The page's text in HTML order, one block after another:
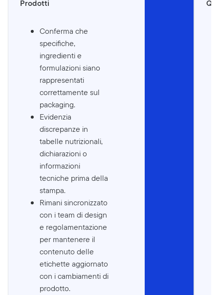
Prodotti
Conferma che
specifiche,
ingredienti e
formulazioni siano
rappresentati
correttamente sul
packaging.
Evidenzia
discrepanze in
tabelle nutrizionali,
dichiarazioni o
informazioni
tecniche prima della
stampa.
Rimani sincronizzato
con i team di design
e regolamentazione
per mantenere il
contenuto delle
etichette aggiornato
con i cambiamenti di
prodotto.